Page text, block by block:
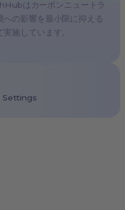
はカーボンニュートラ
への影響を最小限に抑える
施しています。
Settings